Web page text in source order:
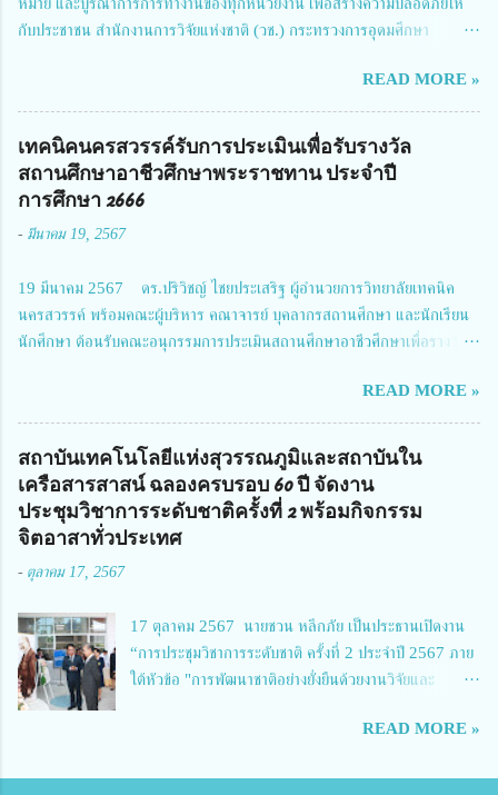
หมาย และบูรณาการการทำงานของทุกหน่วยงาน เพื่อสร้างความปลอดภัยให้
กับประชาชน สำนักงานการวิจัยแห่งชาติ (วช.) กระทรวงการอุดมศึกษา
สมาคมวิศวกรรมชีวการแพทย์ไทย จัดการประชุมเผยแพร่ผลการดำเนินงาน
โครงการการวิจัยเชิงปฏิบัติการโดยบูรณาการทุกภาคส่วน เพื่อลดอุบัติเหตุและ
การเสียชีวิตให้สอดคล้องกับเป้าหมายแผนแม่บทฉบับที่ 5 ในวันที่ 22 มีนาคม
2567 โดยมี ดร.วิภารัตน์ ดีอ่อง ผู้อำนวยการสำนักงานการวิจัยแห่งชาติ เป็น
ประธานในพิธีเปิดพร้อมให้นโยบายการผลักดันงานวิจัยเพื่อความปลอดภัยทาง
การประชุมในครั้งนี้ นางสาวสตตกมล เกียรติพานิช ผู้อำนวยการกองบริหารทุน
Richmond Stylish Convention Hotel จังหวัดนนทบุรี ดร.วิภารัตน์ ดีอ่อง
ผู้อำนวยการสำนักงานการวิจัยแห่งชาติ กล่าวว่า วช. ในฐานะหน่วยงานบริหาร
จัดการทุนวิจัยและนวัตกรรมได้เล็งเห็นถึงความสำคัญของกา...
READ MORE »
เทคนิคนครสวรรค์รับการประเมินเพื่อรับรางวัล
สถานศึกษาอาชีวศึกษาพระราชทาน ประจำปี
การศึกษา 2666
- มีนาคม 19, 2567
19 มีนาคม 2567 ดร.ปริวิชญ์ ไชยประเสริฐ ผู้อำนวยการวิทยาลัยเทคนิค
นครสวรรค์ พร้อมคณะผู้บริหาร คณาจารย์ บุคลากรสถานศึกษา และนักเรียน
นักศึกษา ต้อนรับคณะอนุกรรมการประเมินสถานศึกษาอาชีวศึกษาเพื่อรางวัล
นายจักรภพ เนวะมาตย์ ผู้อำนวยการวิทยาลัยเทคนิคตาก ประธานคณะอนุกร
รมการฯ 1.นายวณิชา คณะใน ผู้ทรงคุณวุฒิ 2.นายภัทธาวุธ โพธา ผู้อำนวย
การวิทยาลัยสารพัดช่างกำแพงเพชร 3.นางสาวหัตถาภรณ์ เสาร์เรือน ผู้อำนวย
การวิทยาลัยการอาชีพบ้านตาก 4.นางเพ็ญศรี ขุนทอง ผู้อำนวยการวิทยาลัย
การอาชีพรัตนประสิทธิ์วิทย์ 5.นายธเนศ คงวังทอง ผู้อำนวยการวิทยาลัย
เกษตรและเทคโนโลยีพิจิตร 6.นายชัยณรงค์ คชมาตย์ ผู้อำนวยการวิทยาลัย
8.นายณัฐกฤต ภูทวี รองผู้อำนวยการวิทยาลัยเทคนิคตาก นายจักรภพ กล่าว
ว่า วิทยาลัยเทคนิคนครสวรรค์เป็นสถานศึกษาขนาดใหญ่พิเศษ มีความเป็นมาที่
ยาวนาน มีบุคลากร นักเรียน นักศึกษาจำนวนมาก ต้องการควา...
READ MORE »
สถาบันเทคโนโลยีแห่งสุวรรณภูมิและสถาบันใน
เครือสารสาสน์ ฉลองครบรอบ 60 ปี จัดงาน
ประชุมวิชาการระดับชาติครั้งที่ 2 พร้อมกิจกรรม
จิตอาสาทั่วประเทศ
- ตุลาคม 17, 2567
17 ตุลาคม 2567 นายชวน หลีกภัย เป็นประธานเปิดงาน
“การประชุมวิชาการระดับชาติ ครั้งที่ 2 ประจำปี 2567 ภาย
ใต้หัวข้อ "การพัฒนาชาติอย่างยั่งยืนด้วยงานวิจัยและ
Technology National Conference 2024: 'Towards
READ MORE »